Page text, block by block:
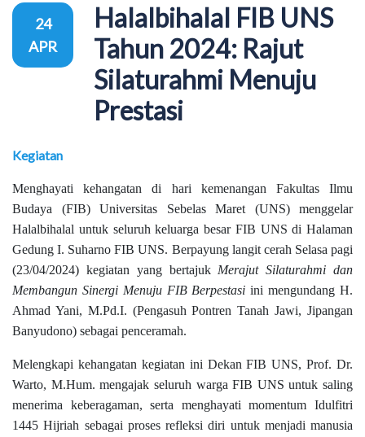
Halalbihalal FIB UNS
Tahun 2024: Rajut
Silaturahmi Menuju
Prestasi
24
APR
Kegiatan
Menghayati kehangatan di hari kemenangan Fakultas Ilmu
Budaya (FIB) Universitas Sebelas Maret (UNS) menggelar
Halalbihalal untuk seluruh keluarga besar FIB UNS di Halaman
Gedung I. Suharno FIB UNS. Berpayung langit cerah Selasa pagi
(23/04/2024) kegiatan yang bertajuk Merajut Silaturahmi dan
Membangun Sinergi Menuju FIB Berpestasiini mengundang H.
Ahmad Yani, M.Pd.I. (Pengasuh Pontren Tanah Jawi, Jipangan
Banyudono) sebagai penceramah.
Melengkapi kehangatan kegiatan ini Dekan FIB UNS, Prof. Dr.
Warto, M.Hum. mengajak seluruh warga FIB UNS untuk saling
menerima keberagaman, serta menghayati momentum Idulfitri
1445 Hijriah sebagai proses refleksi diri untuk menjadi manusia